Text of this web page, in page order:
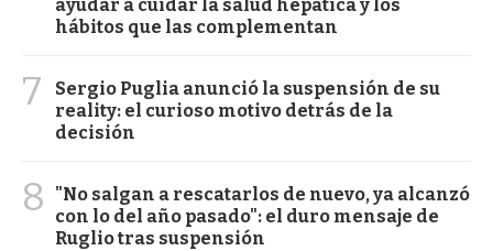
ayudar a cuidar la salud hepática y los
hábitos que las complementan
7
Sergio Puglia anunció la suspensión de su
reality: el curioso motivo detrás de la
decisión
8
"No salgan a rescatarlos de nuevo, ya alcanzó
con lo del año pasado": el duro mensaje de
Ruglio tras suspensión